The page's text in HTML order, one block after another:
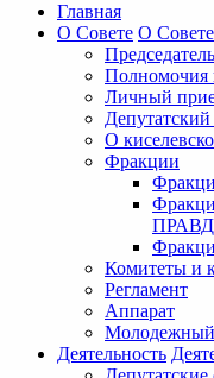
Главная
О Совете О Совете
Полномочия
Личный
О
Фракции
Комитеты и
Регламент
Аппарат
Молодежный
Деятельность